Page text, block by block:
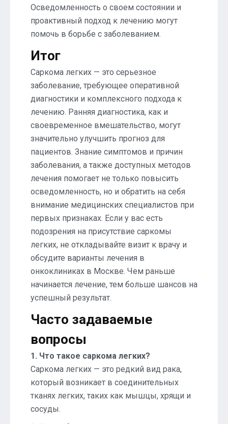
Осведомленность о своем состоянии и
проактивный подход к лечению могут
помочь в борьбе с заболеванием.
Итог
Саркома легких — это серьезное
заболевание, требующее оперативной
диагностики и комплексного подхода к
лечению. Ранняя диагностика, как и
своевременное вмешательство, могут
значительно улучшить прогноз для
пациентов. Знание симптомов и причин
заболевания, а также доступных методов
лечения помогает не только повысить
осведомленность, но и обратить на себя
внимание медицинских специалистов при
первых признаках. Если у вас есть
подозрения на присутствие саркомы
легких, не откладывайте визит к врачу и
обсудите варианты лечения в
онкоклиниках в Москве. Чем раньше
начинается лечение, тем больше шансов на
успешный результат.
Часто задаваемые
вопросы
1. Что такое саркома легких?
Саркома легких — это редкий вид рака,
который возникает в соединительных
тканях легких, таких как мышцы, хрящи и
сосуды.